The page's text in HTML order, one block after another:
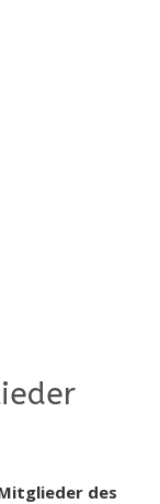
des